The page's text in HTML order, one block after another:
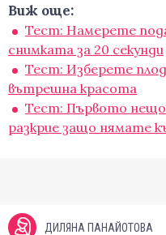
Виж още:
Тест: Намерете
снимката за 20 секунди
Тест: Изберете
вътрешна красота
Тест: Първото
разкрие защо нямате
ДИЛЯНА ПАНАЙОТОВА